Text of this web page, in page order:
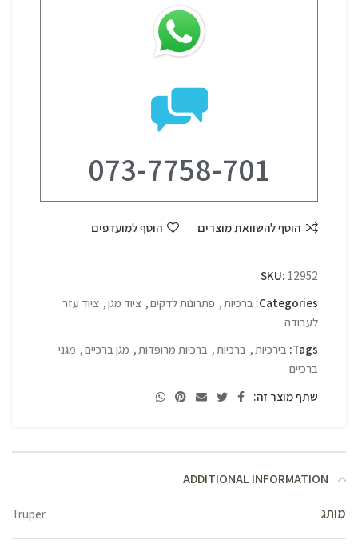
073-7758-701
הוסף להשוואת מוצרים הוסף למועדפים
SKU: 12952
Categories: ברכיות, פתרונות לדקים, ציוד מגן, ציוד עזר
לעבודה
Tags: בירכיות, ברכיות, ברכיות מרופדות, מגן ברכיים, מגני
ברכיים
שתף מוצר זה:
ADDITIONAL INFORMATION
מותג Truper